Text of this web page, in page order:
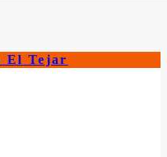
El Tejar